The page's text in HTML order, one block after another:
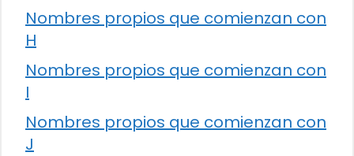
Nombres propios que comienzan con
H
Nombres propios que comienzan con
I
Nombres propios que comienzan con
J